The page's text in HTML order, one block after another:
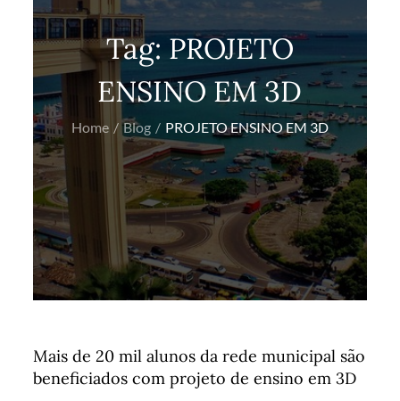
Tag: PROJETO
ENSINO EM 3D
Home Blog PROJETO ENSINO EM 3D
Mais de 20 mil alunos da rede municipal são
beneficiados com projeto de ensino em 3D